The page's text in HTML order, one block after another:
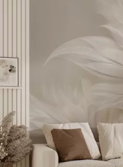
Premium
.67 379 /m²
725
Peel and Stick